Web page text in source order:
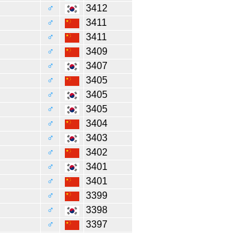
♂
3412
♂
3411
♂
3411
♂
3409
♂
3407
♂
3405
♂
3405
♂
3405
♂
3404
♂
3403
♂
3402
♂
3401
♂
3401
♂
3399
♂
3398
♂
3397